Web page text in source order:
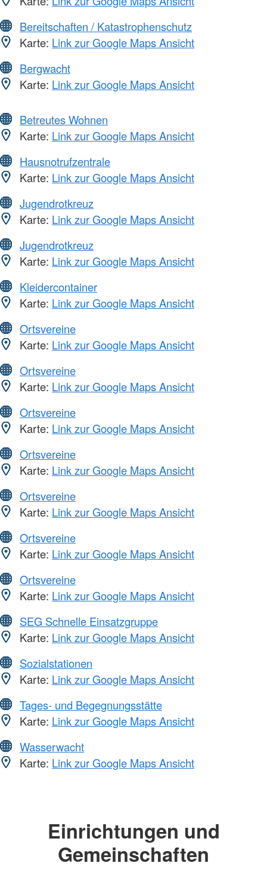
Bereitschaften / Katastrophenschutz
Karte: Link zur Google Maps Ansicht
Bergwacht
Karte: Link zur Google Maps Ansicht
Betreutes Wohnen
Karte: Link zur Google Maps Ansicht
Hausnotrufzentrale
Karte: Link zur Google Maps Ansicht
Jugendrotkreuz
Karte: Link zur Google Maps Ansicht
Jugendrotkreuz
Karte: Link zur Google Maps Ansicht
Kleidercontainer
Karte: Link zur Google Maps Ansicht
Ortsvereine
Karte: Link zur Google Maps Ansicht
Ortsvereine
Karte: Link zur Google Maps Ansicht
Ortsvereine
Karte: Link zur Google Maps Ansicht
Ortsvereine
Karte: Link zur Google Maps Ansicht
Ortsvereine
Karte: Link zur Google Maps Ansicht
Ortsvereine
Karte: Link zur Google Maps Ansicht
Ortsvereine
Karte: Link zur Google Maps Ansicht
SEG Schnelle Einsatzgruppe
Karte: Link zur Google Maps Ansicht
Sozialstationen
Karte: Link zur Google Maps Ansicht
Tages- und Begegnungsstätte
Karte: Link zur Google Maps Ansicht
Wasserwacht
Karte: Link zur Google Maps Ansicht
Einrichtungen und
Gemeinschaften